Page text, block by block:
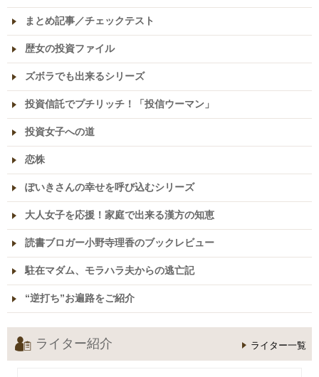
まとめ記事／チェックテスト
歴女の投資ファイル
ズボラでも出来るシリーズ
投資信託でプチリッチ！「投信ウーマン」
投資女子への道
恋株
ぽいきさんの幸せを呼び込むシリーズ
大人女子を応援！家庭で出来る漢方の知恵
読書ブロガー小野寺理香のブックレビュー
駐在マダム、モラハラ夫からの逃亡記
“逆打ち”お遍路をご紹介
ライター紹介 ライター一覧